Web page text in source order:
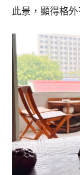
此景，顯得格